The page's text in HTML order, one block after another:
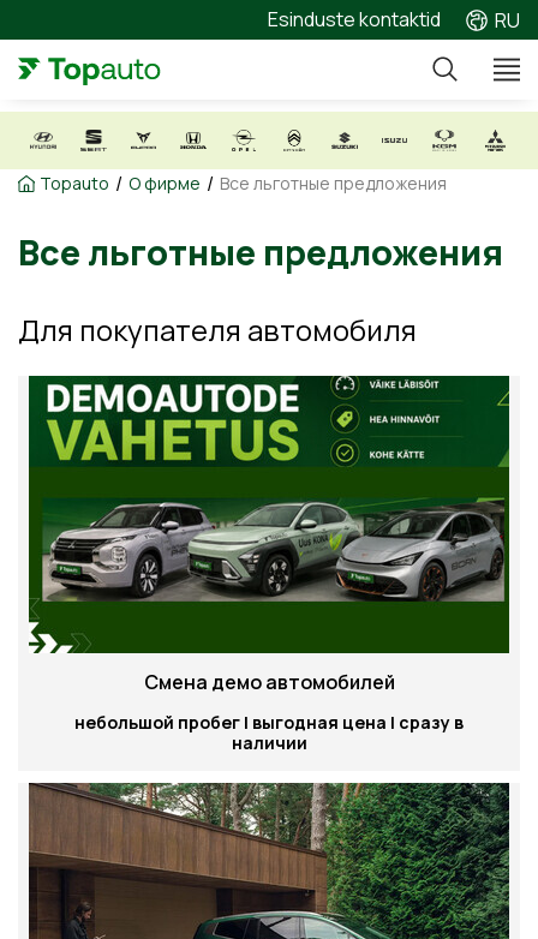
Esinduste kontaktid RU
Topauto / О фирме / Все льготные предложения
Все льготные
Для покупателя автомобиля
Смена демо автомобилей
небольшой пробег | выгодная цена | сразу в
наличии